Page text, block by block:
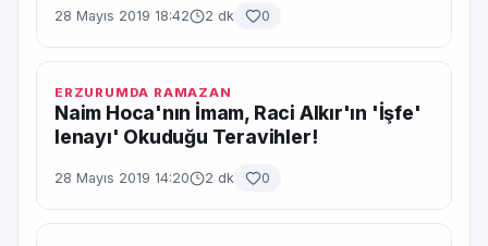
28 Mayıs 2019 18:42 2 dk 0
ERZURUMDA RAMAZAN
Naim Hoca'nın İmam, Raci Alkır'ın 'İşfe'
lenayı' Okuduğu Teravihler!
28 Mayıs 2019 14:20 2 dk 0